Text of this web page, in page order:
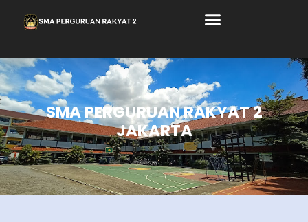
SMA PERGURUAN RAKYAT 2
JAKARTA